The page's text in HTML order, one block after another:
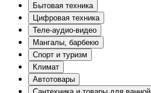
Бытовая техника
Цифровая техника
Теле-аудио-видео
Мангалы, барбекю
Спорт и туризм
Климат
Автотовары